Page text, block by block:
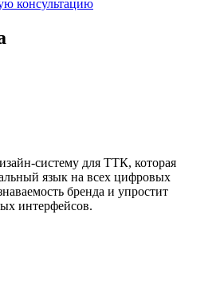
консультацию
систему для ТТК, которая
язык на всех цифровых
бренда и упростит
интерфейсов.